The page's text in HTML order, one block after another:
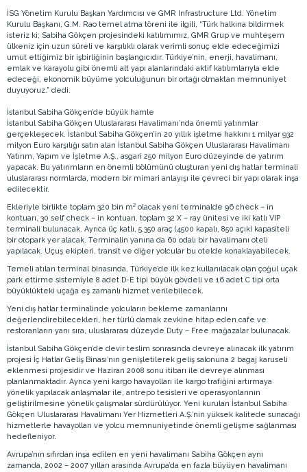
İSG Yönetim Kurulu Başkan Yardımcısı ve GMR Infrastructure Ltd. Yönetim
Kurulu Başkanı, G.M. Rao temel atma töreni ile ilgili, “Türk halkına bildirmek
isteriz ki; Sabiha Gökçen projesindeki katılımımız, GMR Grup ve muhteşem
ülkeniz için uzun süreli ve karşılıklı olarak verimli sonuç elde edeceğimizi
umut ettiğimiz bir işbirliğinin başlangıcıdır. Türkiye’nin, enerji, havalimanı,
emlak ve karayolu gibi önemli alt yapı alanlarındaki aktif katılımlarıyla elde
edeceği, ekonomik büyüme yolculuğunun bir ortağı olmaktan memnuniyet
duyuyoruz.” dedi.
İstanbul Sabiha Gökçen’de büyük hamle
İstanbul Sabiha Gökçen Uluslararası Havalimanı’nda önemli yatırımlar
gerçekleşecek. İstanbul Sabiha Gökçen’in 20 yıllık işletme hakkını 1 milyar 932
milyon Euro karşılığı satın alan İstanbul Sabiha Gökçen Uluslararası Havalimanı
Yatırım, Yapım ve İşletme A.Ş., asgari 250 milyon Euro düzeyinde de yatırım
yapacak. Bu yatırımların en önemli bölümünü oluşturan yeni dış hatlar terminali
uluslararası normlarda, modern bir mimari anlayışı ile çevreci bir yapı olarak inşa
edilecektir.
Ekleriyle birlikte toplam 320 bin m² olacak yeni terminalde 96 check – in
kontuarı, 30 self check – in kontuarı, toplam 32 X – ray ünitesi ve iki katlı VIP
terminali bulunacak. Ayrıca üç katlı, 5,350 araç (4500 kapalı, 850 açık) kapasiteli
bir otopark yer alacak. Terminalin yanına da 60 odalı bir havalimanı oteli
yapılacak. Uçuş ekipleri, transit ve diğer yolcular bu otelde konaklayabilecek.
Temeli atılan terminal binasında, Türkiye’de ilk kez kullanılacak olan çoğul uçak
park ettirme sistemiyle 8 adet D-E tipi büyük gövdeli ve 16 adet C tipi orta
büyüklükteki uçağa eş zamanlı hizmet verilebilecek.
Yeni dış hatlar terminalinde yolcuların bekleme zamanlarını
değerlendirebilecekleri, her türlü damak zevkine hitap eden cafe ve
restoranların yanı sıra, uluslararası düzeyde Duty – Free mağazalar bulunacak.
İstanbul Sabiha Gökçen’de devir teslim sonrasında devreye alınacak ilk yatırım
projesi İç Hatlar Geliş Binası’nın genişletilerek geliş salonuna 2 bagaj karuseli
eklenmesi projesidir ve Haziran 2008 sonu itibarı ile devreye alınması
planlanmaktadır. Ayrıca yeni kargo havayolları ile kargo trafiğini artırmaya
yönelik yapılacak anlaşmalar ile, antrepo tesisleri ve operasyonlarının
geliştirilmesine yönelik çalışmalar sürdürülüyor. Yeni kurulan İstanbul Sabiha
Gökçen Uluslararası Havalimanı Yer Hizmetleri A.Ş.’nin yüksek kalitede sunacağı
hizmetlerle havayolları ve yolcu memnuniyetinde önemli gelişme sağlanması
hedefleniyor.
Avrupa’nın sıfırdan inşa edilen en yeni havalimanı Sabiha Gökçen aynı
zamanda, 2002 – 2007 yılları arasında Avrupa’da en fazla büyüyen havalimanı